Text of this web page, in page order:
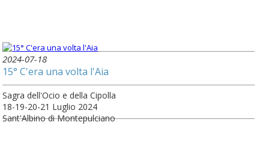
2024-07-18
15° C'era una volta l'Aia
Sagra dell'Ocio e della Cipolla
18-19-20-21 Luglio 2024
Sant'Albino di Montepulciano